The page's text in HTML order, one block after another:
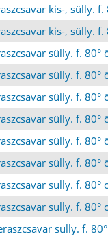
kis-, sülly. f.
kis-, sülly. f.
sülly. f. 80°
sülly. f. 80°
sülly. f. 80°
sülly. f. 80°
sülly. f. 80°
sülly. f. 80°
sülly. f. 80°
sülly. f. 80°
sülly. f.